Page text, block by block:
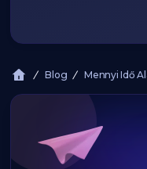
Blog Mennyi Idő